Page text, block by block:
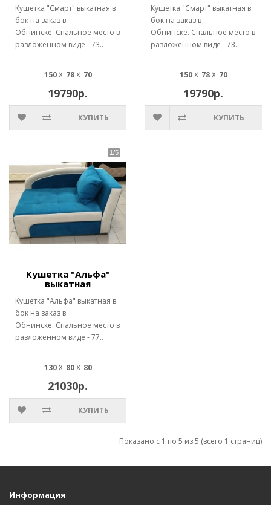
Кушетка "Смарт" выкатная в
бок на заказ в
Обнинске. Спальное место в
разложенном виде - 73..
150 ☓ 78 ☓ 70
19790р.
КУПИТЬ
Кушетка "Смарт" выкатная в
бок на заказ в
Обнинске. Спальное место в
разложенном виде - 73..
150 ☓ 78 ☓ 70
19790р.
КУПИТЬ
Кушетка "Альфа"
выкатная
Кушетка "Альфа" выкатная в
бок на заказ в
Обнинске. Спальное место в
разложенном виде - 77..
130 ☓ 80 ☓ 80
21030р.
КУПИТЬ
Показано с 1 по 5 из 5 (всего 1 страниц)
Информация